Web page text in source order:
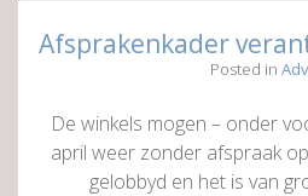
Afsprakenkader
Posted in
De winkels mogen – onder
april weer zonder afspraak
gelobbyd en het is van